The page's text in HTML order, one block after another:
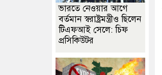
ভারতে নেওয়ার আগে
বর্তমান স্বরাষ্ট্রমন্ত্রীও ছিলেন
টিএফআই সেলে: চিফ
প্রসিকিউটর